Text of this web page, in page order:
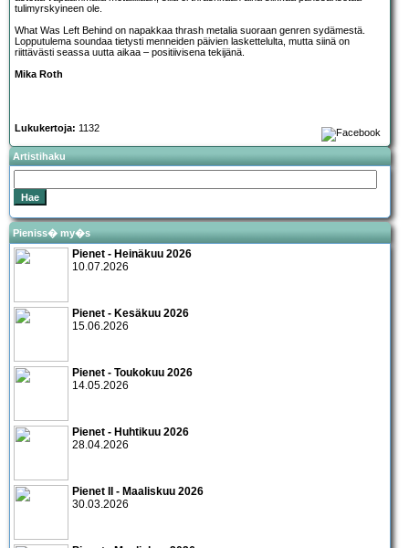
tulimyrskyineen ole.
What Was Left Behind on napakkaa thrash metalia suoraan genren sydämestä.
Lopputulema soundaa tietysti menneiden päivien laskettelulta, mutta siinä on
riittävästi seassa uutta aikaa – positiivisena tekijänä.
Mika Roth
Lukukertoja: 1132
Artistihaku
Pieniss� my�s
Pienet - Heinäkuu 2026
10.07.2026
Pienet - Kesäkuu 2026
15.06.2026
Pienet - Toukokuu 2026
14.05.2026
Pienet - Huhtikuu 2026
28.04.2026
Pienet II - Maaliskuu 2026
30.03.2026